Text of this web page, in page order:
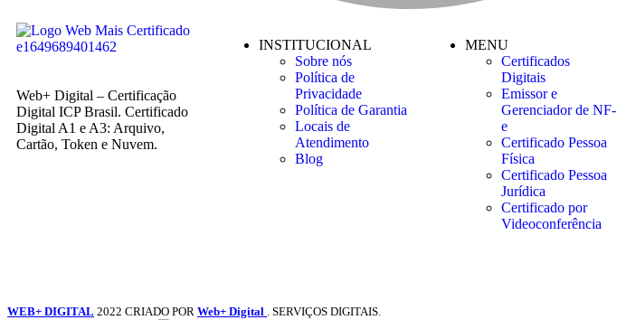
Web+ Digital – Certificação
Digital ICP Brasil. Certificado
Digital A1 e A3: Arquivo,
Cartão, Token e Nuvem.
INSTITUCIONAL
Sobre nós
Política de
Privacidade
Política de Garantia
Locais de
Atendimento
Blog
MENU
Certificados
Digitais
Emissor e
Gerenciador de NF-
e
Certificado Pessoa
Física
Certificado Pessoa
Jurídica
Certificado por
Videoconferência
WEB+ DIGITAL 2022 CRIADO POR Web+ Digital . SERVIÇOS DIGITAIS.